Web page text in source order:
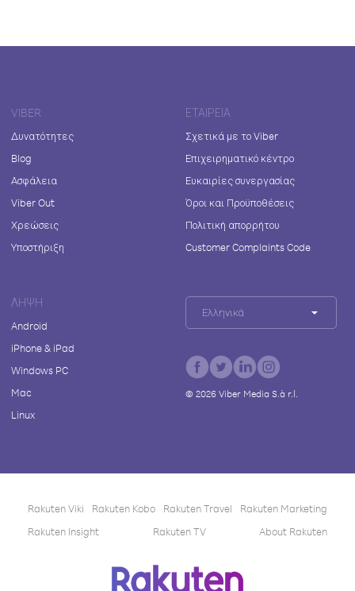
VIBER
Δυνατότητες
Blog
Ασφάλεια
Viber Out
Χρεώσεις
Υποστήριξη
ΕΤΑΙΡΕΊΑ
Σχετικά με το Viber
Επιχειρηματικό κέντρο
Ευκαιρίες συνεργασίας
Όροι και Προϋποθέσεις
Πολιτική απορρήτου
Customer Complaints Code
ΛΉΨΗ
Android
iPhone & iPad
Windows PC
Mac
Linux
Ελληνικά
© 2026Viber Media S.à r.l.
Rakuten Viki Rakuten Kobo Rakuten Travel
Rakuten Marketing
Rakuten Insight
Rakuten TV About Rakuten